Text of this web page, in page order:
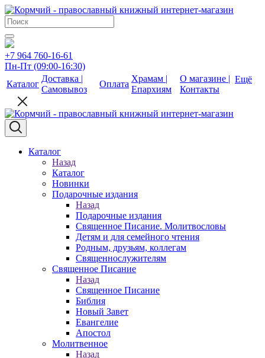
+7 964 760-16-61
Пн-Пт (09:00-16:30)
Каталог
Доставка |
Самовывоз
Оплата
Храмам |
Епархиям
О магазине |
Контакты
Ещё
Каталог
Назад
Каталог
Новинки
Подарочные издания
Назад
Подарочные издания
Священное Писание. Молитвословы
Детям и для семейного чтения
Родным, друзьям, коллегам
Священнослужителям
Священное Писание
Назад
Священное Писание
Библия
Новый Завет
Евангелие
Апостол
Молитвенное
Назад